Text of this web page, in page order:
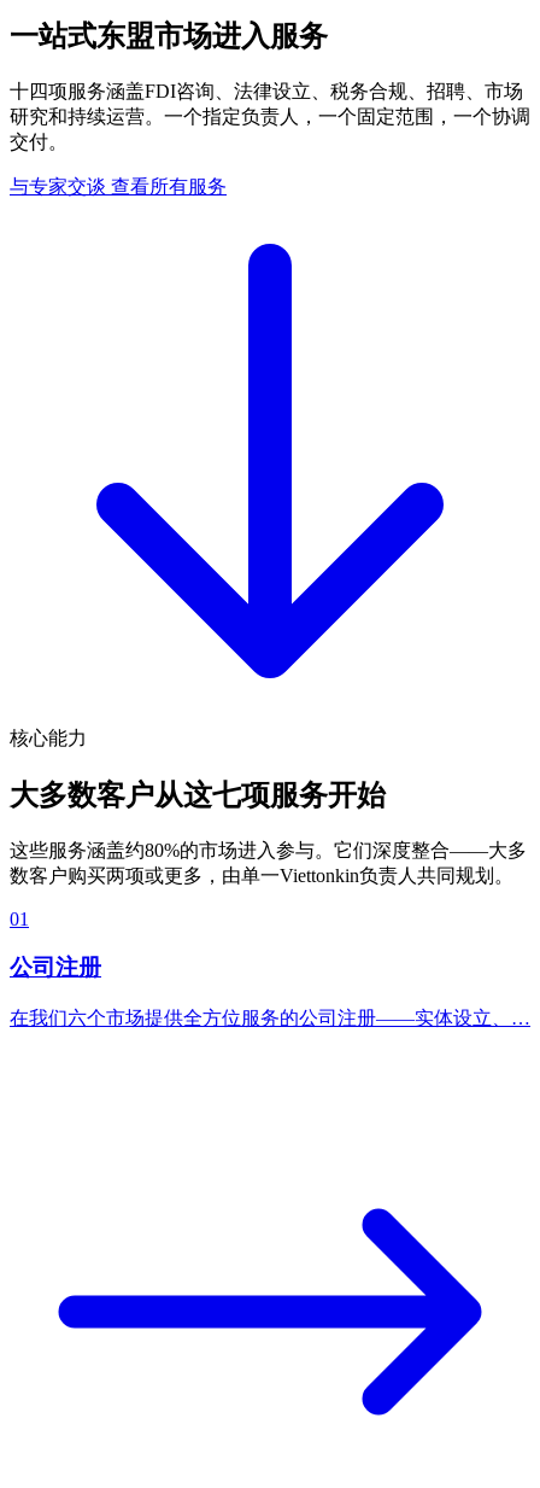
一站式东盟市场进入服务
十四项服务涵盖FDI咨询、法律设立、税务合规、招聘、市场
研究和持续运营。一个指定负责人，一个固定范围，一个协调
交付。
与专家交谈 查看所有服务
核心能力
大多数客户从这七项服务开始
这些服务涵盖约80%的市场进入参与。它们深度整合——大多
数客户购买两项或更多，由单一Viettonkin负责人共同规划。
01
公司注册
在我们六个市场提供全方位服务的公司注册——实体设立、…